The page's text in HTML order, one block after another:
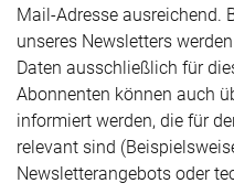
Mail-Adresse ausreichend.
unseres Newsletters
Daten ausschließlich für
Abonnenten können auch
informiert werden, die für
relevant sind
Newsletterangebots oder